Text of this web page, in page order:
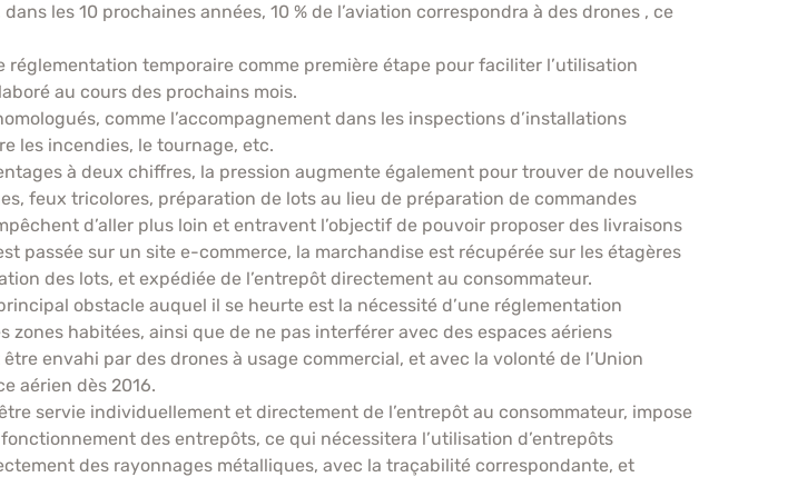
les 10 prochaines années, 10 % de l’aviation correspondra à des drones , ce
temporaire comme première étape pour faciliter l’utilisation
au cours des prochains mois.
comme l’accompagnement dans les inspections d’installations
les incendies, le tournage, etc.
à deux chiffres, la pression augmente également pour trouver de nouvelles
feux tricolores, préparation de lots au lieu de préparation de commandes
d’aller plus loin et entravent l’objectif de pouvoir proposer des livraisons
passée sur un site e-commerce, la marchandise est récupérée sur les étagères
des lots, et expédiée de l’entrepôt directement au consommateur.
obstacle auquel il se heurte est la nécessité d’une réglementation
habitées, ainsi que de ne pas interférer avec des espaces aériens
envahi par des drones à usage commercial, et avec la volonté de l’Union
aérien dès 2016.
servie individuellement et directement de l’entrepôt au consommateur, impose
des entrepôts, ce qui nécessitera l’utilisation d’entrepôts
des rayonnages métalliques, avec la traçabilité correspondante, et